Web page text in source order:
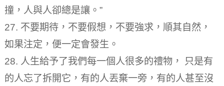
撞，人與人卻總是讓。”
27. 不要期待，不要假想，不要強求，順其自然，
如果注定，便一定會發生。
28. 人生給予了我們每一個人很多的禮物， 只是有
的人忘了拆開它，有的人丟棄一旁，有的人甚至沒